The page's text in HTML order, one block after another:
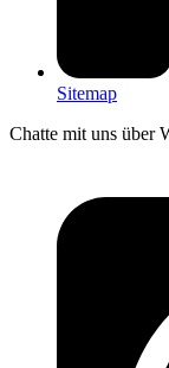
Sitemap
Chatte mit uns über